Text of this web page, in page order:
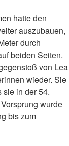
hatte den
auszubauen,
durch
beiden Seiten.
von Lea
wieder. Sie
sie in der 54.
wurde
bis zum